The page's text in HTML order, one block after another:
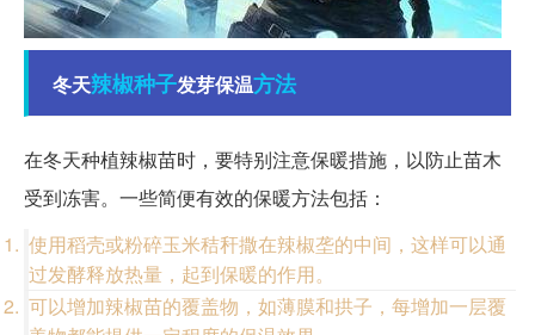
冬天辣椒种子发芽保温方法
在冬天种植辣椒苗时，要特别注意保暖措施，以防止苗木
受到冻害。一些简便有效的保暖方法包括：
使用稻壳或粉碎玉米秸秆撒在辣椒垄的中间，这样可以通
过发酵释放热量，起到保暖的作用。
可以增加辣椒苗的覆盖物，如薄膜和拱子，每增加一层覆